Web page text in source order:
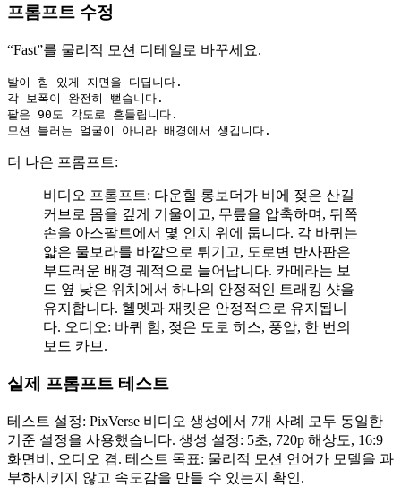
프롬프트 수정
“Fast”를 물리적 모션 디테일로 바꾸세요.
발이 힘 있게 지면을 디딥니다.
각 보폭이 완전히 뻗습니다.
팔은 90도 각도로 흔들립니다.
모션 블러는 얼굴이 아니라 배경에서 생깁니다.
더 나은 프롬프트:
비디오 프롬프트: 다운힐 롱보더가 비에 젖은 산길
커브로 몸을 깊게 기울이고, 무릎을 압축하며, 뒤쪽
손을 아스팔트에서 몇 인치 위에 둡니다. 각 바퀴는
얇은 물보라를 바깥으로 튀기고, 도로변 반사판은
부드러운 배경 궤적으로 늘어납니다. 카메라는 보
드 옆 낮은 위치에서 하나의 안정적인 트래킹 샷을
유지합니다. 헬멧과 재킷은 안정적으로 유지됩니
다. 오디오: 바퀴 험, 젖은 도로 히스, 풍압, 한 번의
보드 카브.
실제 프롬프트 테스트
테스트 설정: PixVerse 비디오 생성에서 7개 사례 모두 동일한
기준 설정을 사용했습니다. 생성 설정: 5초, 720p 해상도, 16:9
화면비, 오디오 켬. 테스트 목표: 물리적 모션 언어가 모델을 과
부하시키지 않고 속도감을 만들 수 있는지 확인.